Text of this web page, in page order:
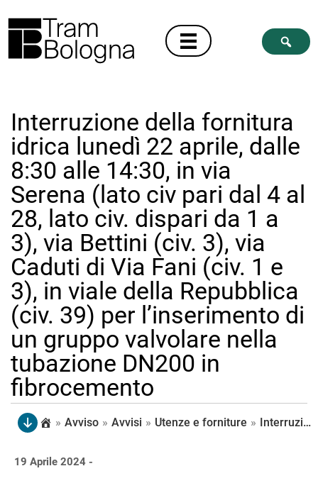
Interruzione della fornitura
idrica lunedì 22 aprile, dalle
8:30 alle 14:30, in via
Serena (lato civ pari dal 4 al
28, lato civ. dispari da 1 a
3), via Bettini (civ. 3), via
Caduti di Via Fani (civ. 1 e
3), in viale della Repubblica
(civ. 39) per l’inserimento di
un gruppo valvolare nella
tubazione DN200 in
fibrocemento
» Avviso » Avvisi » Utenze e forniture » Interruzione della fornitura idrica lunedì 22 aprile, dalle 8:30 alle 14:30, in via Serena (lato civ pari dal 4 al 28, lato civ. dispari da 1 a 3), via Bettini (civ. 3), via Caduti di Via Fani (civ. 1 e 3), in viale della Repubblica (civ. 39) per l’inserimento di un gruppo valvolare nella tubazione DN200 in fibrocemento
19 Aprile 2024 -